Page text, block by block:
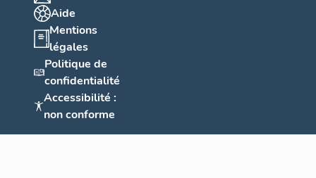
Aide
Mentions
légales
Politique de
confidentialité
Accessibilité :
non conforme